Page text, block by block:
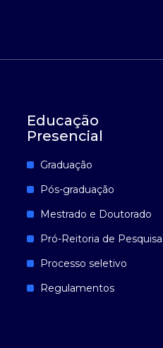
Educação
Presencial
Graduação
Pós-graduação
Mestrado e Doutorado
Pró-Reitoria de Pesquisa
Processo seletivo
Regulamentos